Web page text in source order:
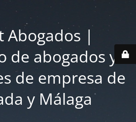
Abogados |
de abogados y
de empresa de
y Málaga